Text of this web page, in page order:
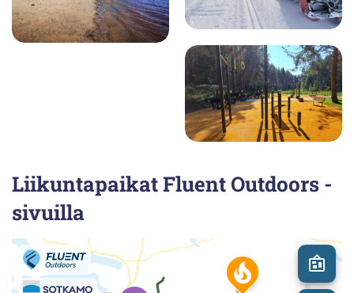
Hiukan latuja ja latukone
Hiukan ulkokuntosali
Liikuntapaikat Fluent Outdoors -
sivuilla